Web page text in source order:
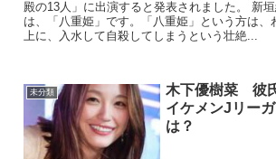
殿の13人」に出演すると発表されました。 新
は、「八重姫」です。「八重姫」という方は、
上に、入水して自殺してしまうという壮絶...
未分類
木下優樹菜 彼
イケメンJリー
は？